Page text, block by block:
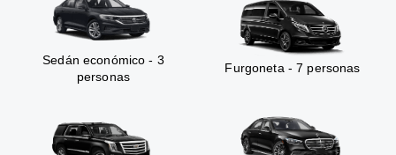
Sedán económico - 3
personas
Furgoneta - 7 personas